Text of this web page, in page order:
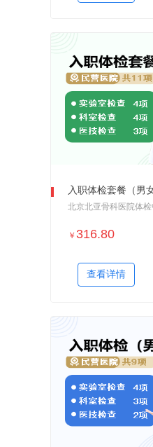
＋加
入职体检套餐（男女
北京北亚骨科医院体
￥ 316.80
查看详情